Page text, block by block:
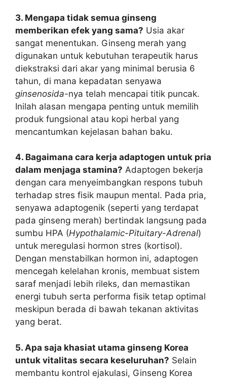
3. Mengapa tidak semua ginseng
memberikan efek yang sama? Usia akar
sangat menentukan. Ginseng merah yang
digunakan untuk kebutuhan terapeutik harus
diekstraksi dari akar yang minimal berusia 6
tahun, di mana kepadatan senyawa
ginsenosida-nya telah mencapai titik puncak.
Inilah alasan mengapa penting untuk memilih
produk fungsional atau kopi herbal yang
mencantumkan kejelasan bahan baku.
4. Bagaimana cara kerja adaptogen untuk pria
dalam menjaga stamina? Adaptogen bekerja
dengan cara menyeimbangkan respons tubuh
terhadap stres fisik maupun mental. Pada pria,
senyawa adaptogenik (seperti yang terdapat
pada ginseng merah) bertindak langsung pada
sumbu HPA (Hypothalamic-Pituitary-Adrenal)
untuk meregulasi hormon stres (kortisol).
Dengan menstabilkan hormon ini, adaptogen
mencegah kelelahan kronis, membuat sistem
saraf menjadi lebih rileks, dan memastikan
energi tubuh serta performa fisik tetap optimal
meskipun berada di bawah tekanan aktivitas
yang berat.
5. Apa saja khasiat utama ginseng Korea
untuk vitalitas secara keseluruhan? Selain
membantu kontrol ejakulasi, Ginseng Korea